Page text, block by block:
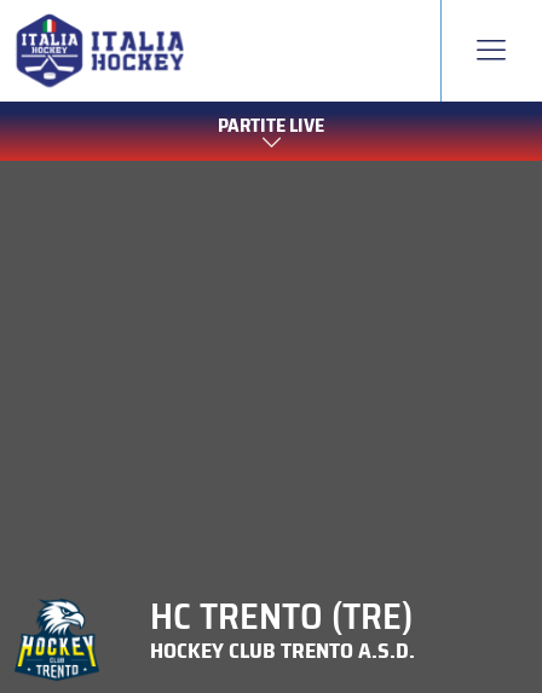
PARTITE LIVE
HC TRENTO (TRE)
HOCKEY CLUB TRENTO A.S.D.